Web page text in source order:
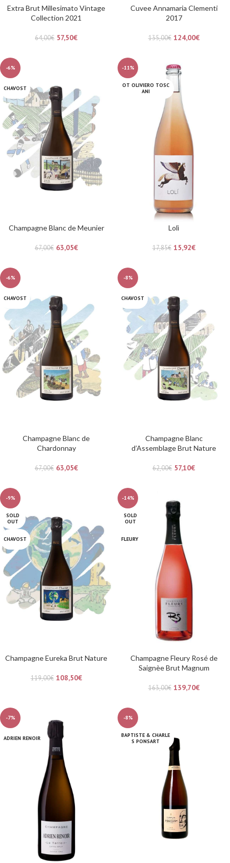
Extra Brut Millesimato Vintage
Collection 2021
64,00€ 57,50€
Cuvee Annamaria Clementi
2017
135,00€ 124,00€
-6%
CHAVOST
Champagne Blanc de Meunier
67,00€ 63,05€
-11%
OT OLIVIERO TOSC
ANI
Lolì
17,85€ 15,92€
-6%
CHAVOST
Champagne Blanc de
Chardonnay
67,00€ 63,05€
-8%
CHAVOST
Champagne Blanc
d’Assemblage Brut Nature
62,00€ 57,10€
-9%
SOLD
OUT
CHAVOST
Champagne Eureka Brut Nature
119,00€ 108,50€
-14%
SOLD
OUT
FLEURY
Champagne Fleury Rosé de
Saignèe Brut Magnum
163,00€ 139,70€
-7%
ADRIEN RENOIR
-8%
BAPTISTE & CHARLE
S PONSART